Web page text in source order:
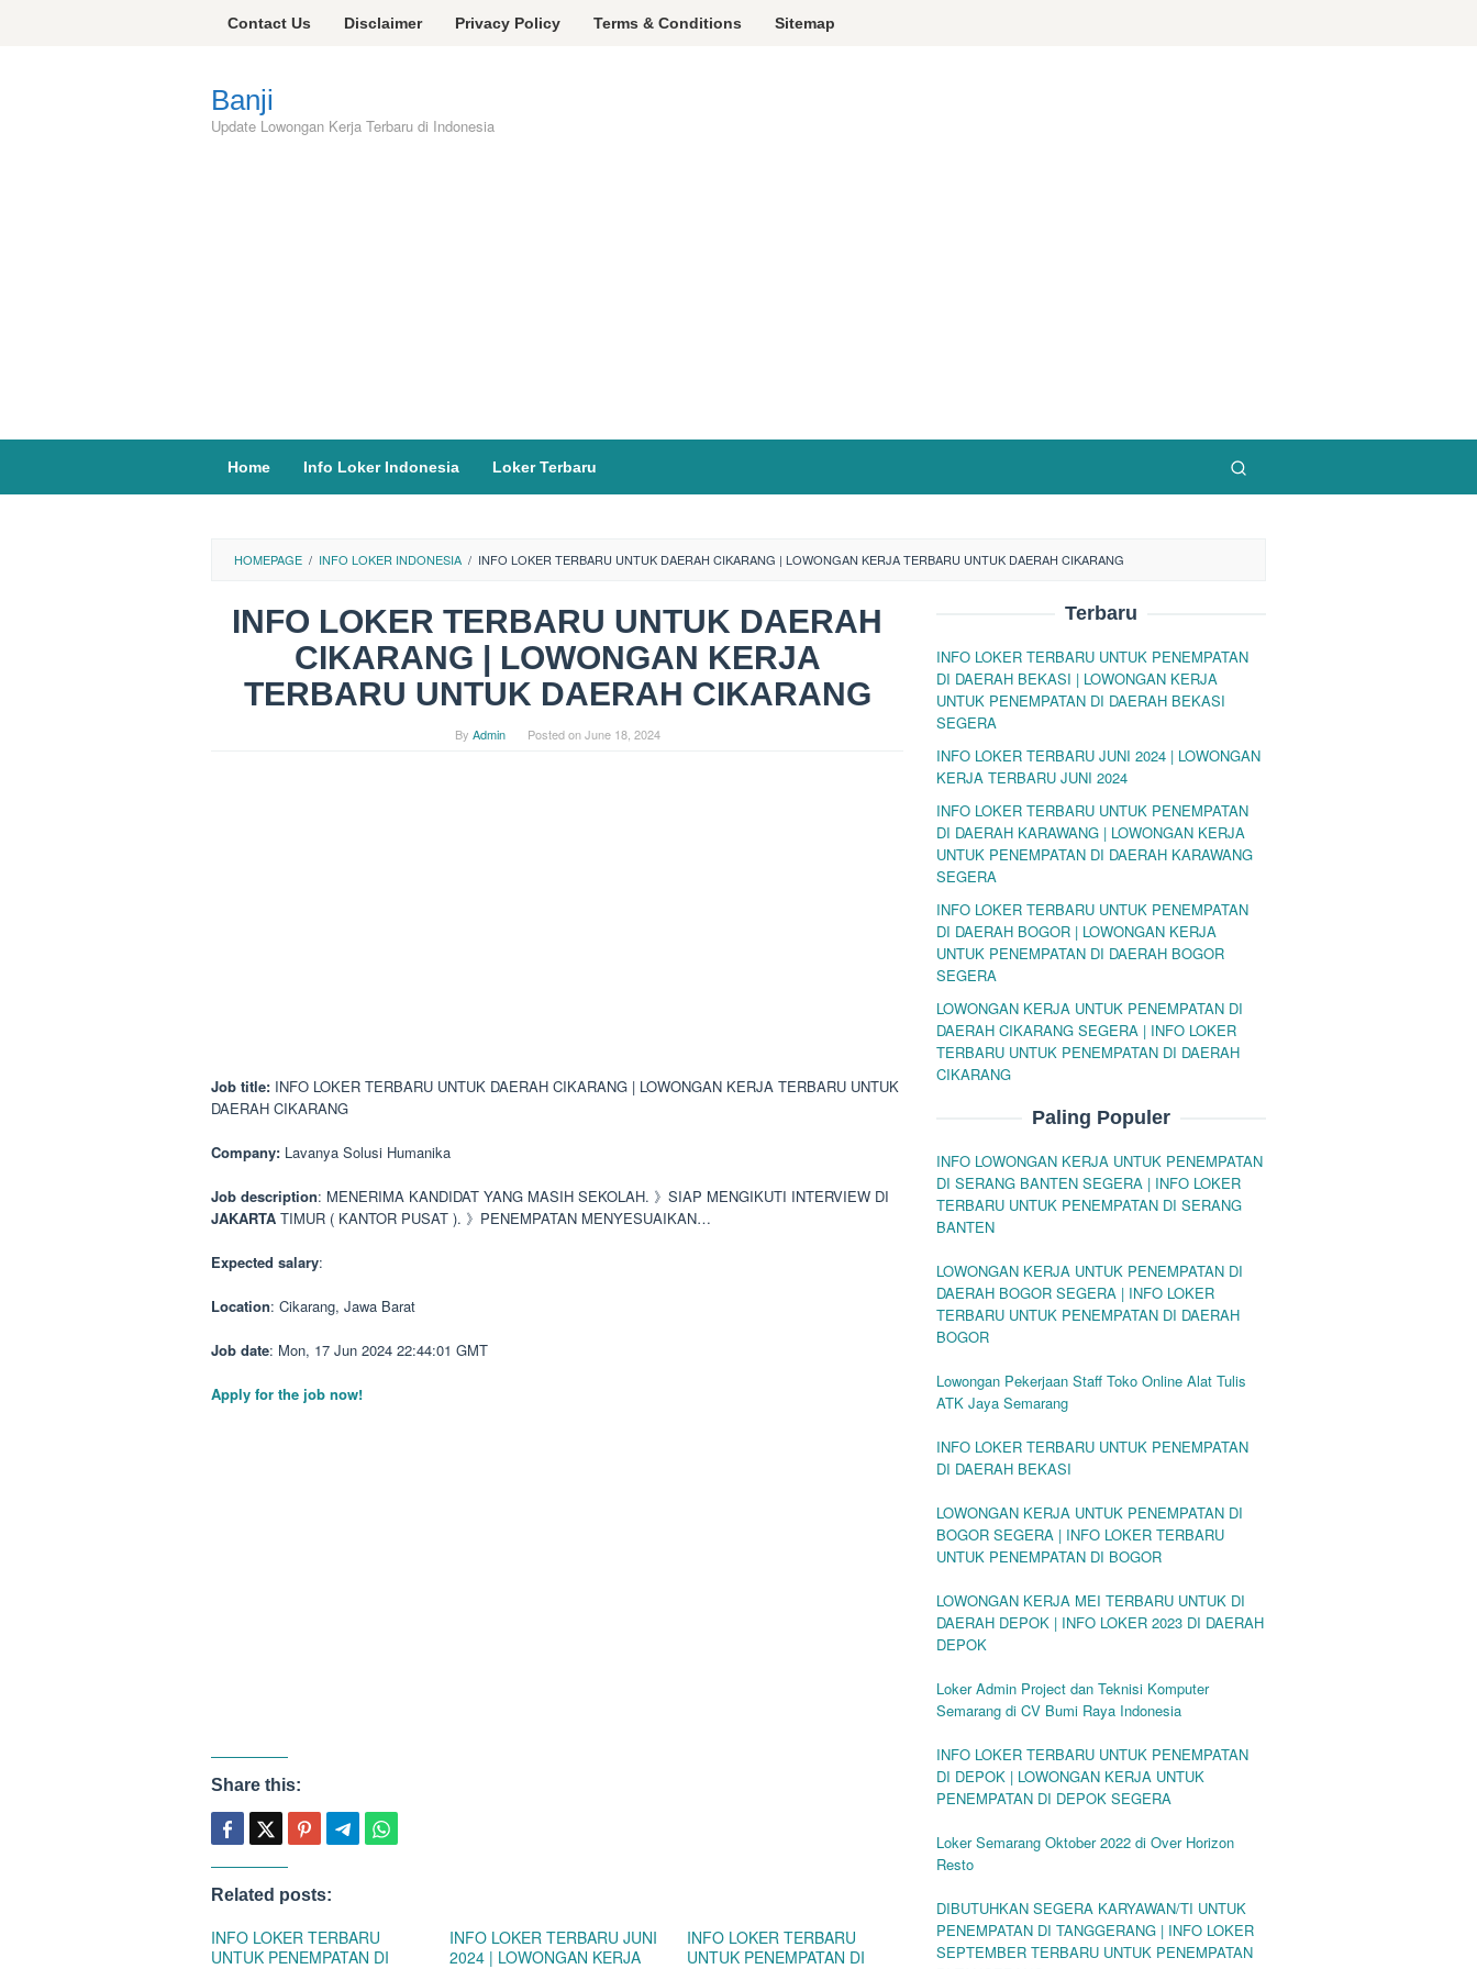
Contact Us Disclaimer Privacy Policy Terms & Conditions Sitemap
Banji
Update Lowongan Kerja Terbaru di Indonesia
Home Info Loker Indonesia Loker Terbaru
HOMEPAGE / INFO LOKER INDONESIA / INFO LOKER TERBARU UNTUK DAERAH CIKARANG | LOWONGAN KERJA TERBARU UNTUK DAERAH CIKARANG
INFO LOKER TERBARU UNTUK DAERAH
CIKARANG | LOWONGAN KERJA
TERBARU UNTUK DAERAH CIKARANG
By Admin Posted onJune 18, 2024
Job title: INFO LOKER TERBARU UNTUK DAERAH CIKARANG | LOWONGAN KERJA TERBARU UNTUK
DAERAH CIKARANG
Company: Lavanya Solusi Humanika
Job description: MENERIMA KANDIDAT YANG MASIH SEKOLAH. 》SIAP MENGIKUTI INTERVIEW DI
JAKARTA TIMUR ( KANTOR PUSAT ). 》PENEMPATAN MENYESUAIKAN…
Expected salary:
Location: Cikarang, Jawa Barat
Job date: Mon, 17 Jun 2024 22:44:01 GMT
Apply for the job now!
Share this:
Related posts:
INFO LOKER TERBARU
UNTUK PENEMPATAN DI
INFO LOKER TERBARU JUNI
2024 | LOWONGAN KERJA
INFO LOKER TERBARU
UNTUK PENEMPATAN DI
Terbaru
INFO LOKER TERBARU UNTUK PENEMPATAN
DI DAERAH BEKASI | LOWONGAN KERJA
UNTUK PENEMPATAN DI DAERAH BEKASI
SEGERA
INFO LOKER TERBARU JUNI 2024 | LOWONGAN
KERJA TERBARU JUNI 2024
INFO LOKER TERBARU UNTUK PENEMPATAN
DI DAERAH KARAWANG | LOWONGAN KERJA
UNTUK PENEMPATAN DI DAERAH KARAWANG
SEGERA
INFO LOKER TERBARU UNTUK PENEMPATAN
DI DAERAH BOGOR | LOWONGAN KERJA
UNTUK PENEMPATAN DI DAERAH BOGOR
SEGERA
LOWONGAN KERJA UNTUK PENEMPATAN DI
DAERAH CIKARANG SEGERA | INFO LOKER
TERBARU UNTUK PENEMPATAN DI DAERAH
CIKARANG
Paling Populer
INFO LOWONGAN KERJA UNTUK PENEMPATAN
DI SERANG BANTEN SEGERA | INFO LOKER
TERBARU UNTUK PENEMPATAN DI SERANG
BANTEN
LOWONGAN KERJA UNTUK PENEMPATAN DI
DAERAH BOGOR SEGERA | INFO LOKER
TERBARU UNTUK PENEMPATAN DI DAERAH
BOGOR
Lowongan Pekerjaan Staff Toko Online Alat Tulis
ATK Jaya Semarang
INFO LOKER TERBARU UNTUK PENEMPATAN
DI DAERAH BEKASI
LOWONGAN KERJA UNTUK PENEMPATAN DI
BOGOR SEGERA | INFO LOKER TERBARU
UNTUK PENEMPATAN DI BOGOR
LOWONGAN KERJA MEI TERBARU UNTUK DI
DAERAH DEPOK | INFO LOKER 2023 DI DAERAH
DEPOK
Loker Admin Project dan Teknisi Komputer
Semarang di CV Bumi Raya Indonesia
INFO LOKER TERBARU UNTUK PENEMPATAN
DI DEPOK | LOWONGAN KERJA UNTUK
PENEMPATAN DI DEPOK SEGERA
Loker Semarang Oktober 2022 di Over Horizon
Resto
DIBUTUHKAN SEGERA KARYAWAN/TI UNTUK
PENEMPATAN DI TANGGERANG | INFO LOKER
SEPTEMBER TERBARU UNTUK PENEMPATAN